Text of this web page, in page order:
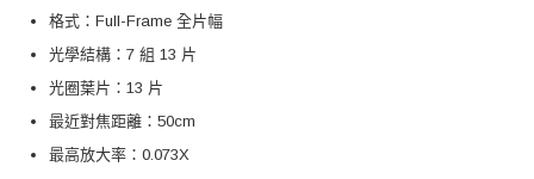
格式：Full-Frame 全片幅
光學結構：7 組 13 片
光圈葉片：13 片
最近對焦距離：50cm
最高放大率：0.073X